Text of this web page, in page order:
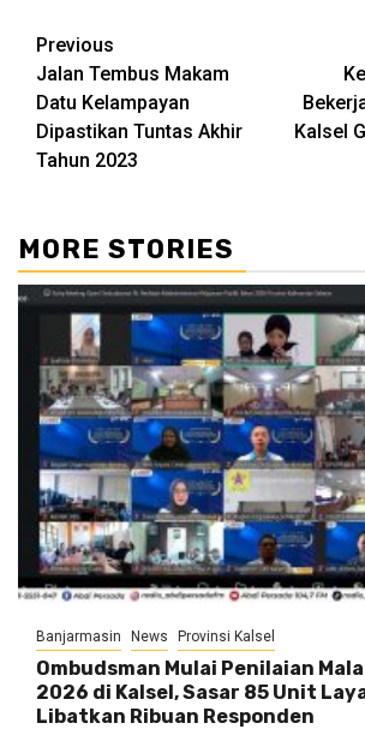
Continue
Reading
Previous
Jalan Tembus Makam
Datu Kelampayan
Dipastikan Tuntas Akhir
Tahun 2023
Kalsel
MORE STORIES
Banjarmasin News Provinsi Kalsel
Ombudsman Mulai Penilaian
2026 di Kalsel, Sasar 85 Unit
Libatkan Ribuan Responden